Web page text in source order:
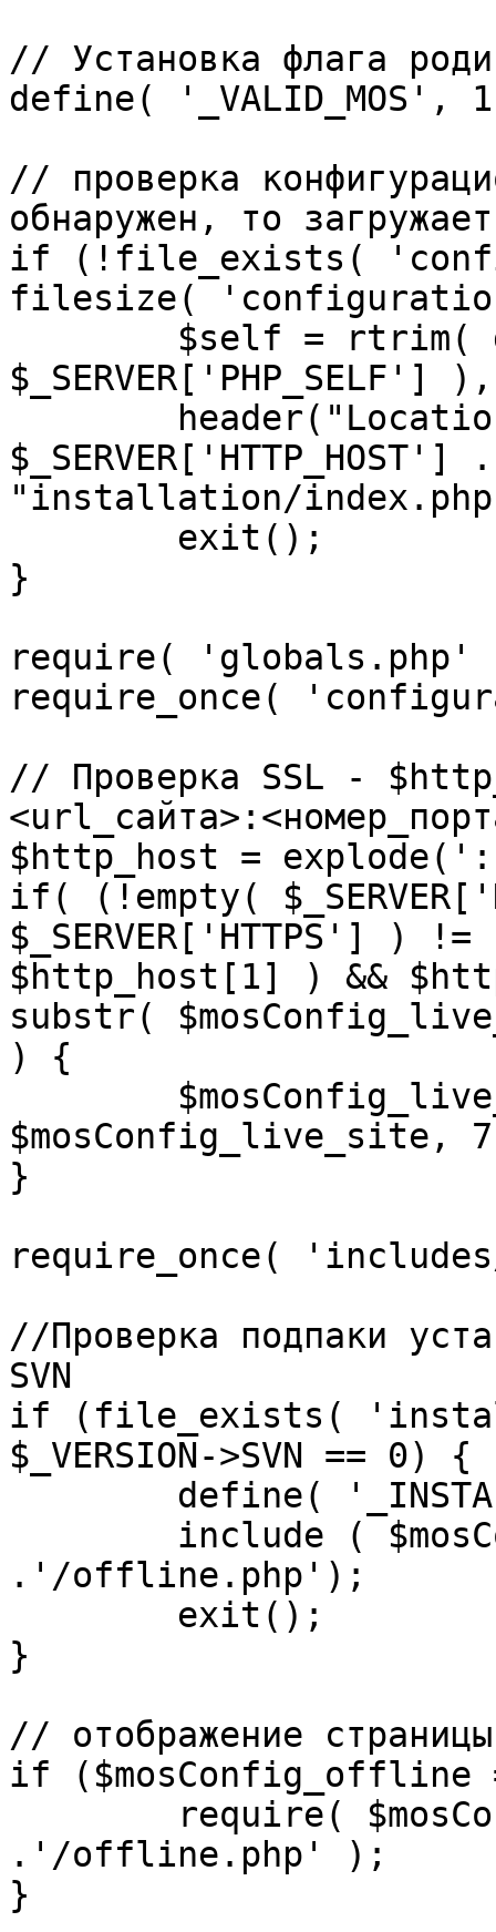
// Установка флага
define( '_VALID_MOS',
// проверка
обнаружен, то
if (!file_exists(
filesize(
"installation/
}
require(
require_once(
// Проверка SSL -
$http_host = explode(':',
if( (!empty(
$_SERVER['HTTPS']
$http_host[1] ) &&
substr(
) {
$mosConfig_live_site,
}
require_once(
//Проверка подпаки
SVN
if (file_exists(
$_VERSION->SVN == 0) {
.'/offline.php');
}
// отображение
if ($mosConfig_offline
.'/offline.php' );
}